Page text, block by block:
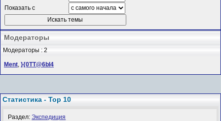
Показать с
Модераторы
Модераторы : 2
Ment, }{0TT@6bI4
Статистика - Top 10
Раздел:Экспедиция